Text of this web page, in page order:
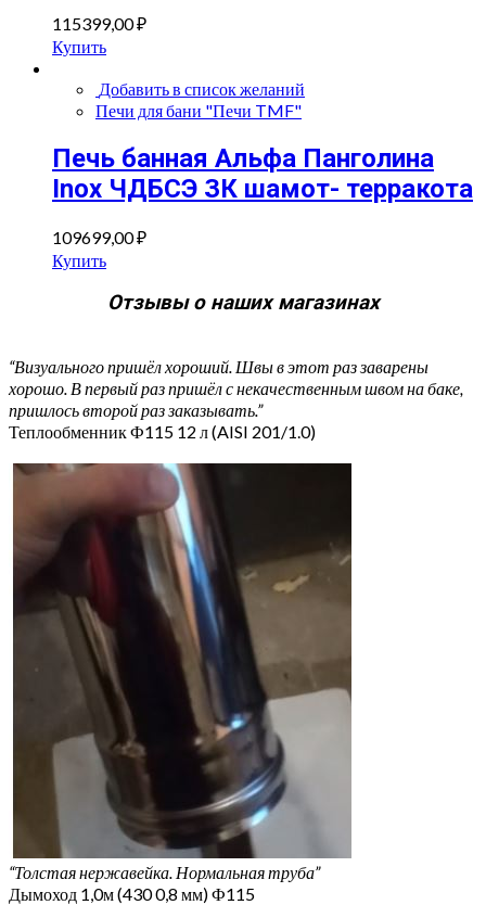
115399,00₽
Купить
Добавить в список желаний
Печи для бани "Печи TMF"
Печь банная Альфа Панголина
Inox ЧДБСЭ ЗК шамот- терракота
109699,00₽
Купить
Отзывы о наших магазинах
“Визуального пришёл хороший. Швы в этот раз заварены
хорошо. В первый раз пришёл с некачественным швом на баке,
пришлось второй раз заказывать.”
Теплообменник Ф115 12 л (AISI 201/1.0)
“Толстая нержавейка. Нормальная труба”
Дымоход 1,0м (430 0,8 мм) Ф115